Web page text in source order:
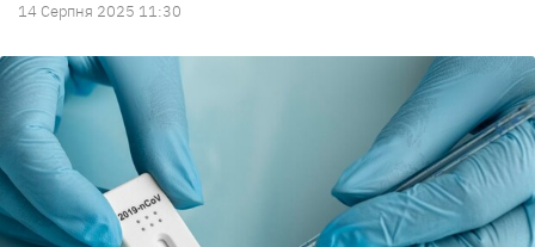
14 Серпня 2025 11:30